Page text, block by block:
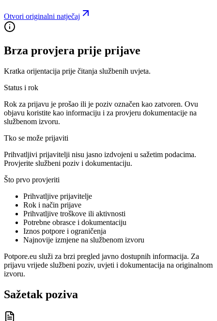
Otvori originalni natječaj
Brza provjera prije prijave
Kratka orijentacija prije čitanja službenih uvjeta.
Status i rok
Rok za prijavu je prošao ili je poziv označen kao zatvoren. Ovu
objavu koristite kao informaciju i za provjeru dokumentacije na
službenom izvoru.
Tko se može prijaviti
Prihvatljivi prijavitelji nisu jasno izdvojeni u sažetim podacima.
Provjerite službeni poziv i dokumentaciju.
Što prvo provjeriti
Prihvatljive prijavitelje
Rok i način prijave
Prihvatljive troškove ili aktivnosti
Potrebne obrasce i dokumentaciju
Iznos potpore i ograničenja
Najnovije izmjene na službenom izvoru
Potpore.eu služi za brzi pregled javno dostupnih informacija. Za
prijavu vrijede službeni poziv, uvjeti i dokumentacija na originalnom
izvoru.
Sažetak poziva